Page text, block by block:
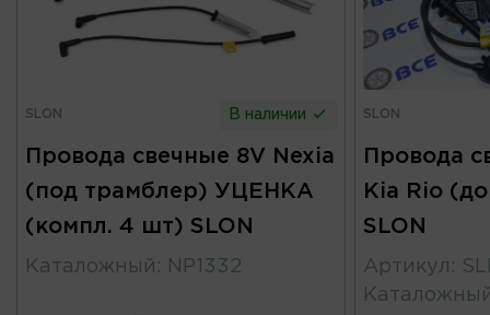
SLON В наличии
Провода свечные 8V Nexia
(под трамблер) УЦЕНКА
(компл. 4 шт) SLON
Каталожный : NP1332
SLON
Провода
Kia Rio
SLON
Артикул :